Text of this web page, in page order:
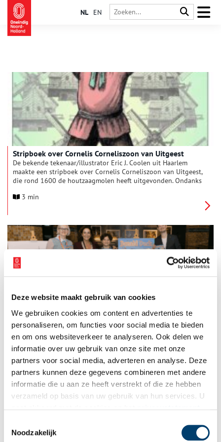
Deze website maakt gebruik van cookies
We gebruiken cookies om content en advertenties te
personaliseren, om functies voor social media te bieden
en om ons websiteverkeer te analyseren. Ook delen we
informatie over uw gebruik van onze site met onze
partners voor social media, adverteren en analyse. Deze
partners kunnen deze gegevens combineren met andere
informatie die u aan ze heeft verstrekt of die ze hebben
verzameld op basis van uw gebruik van hun services. U
Noodzakelijk
NL EN
Stripboek over Cornelis Corneliszoon van Uitgeest
De bekende tekenaar/illustrator Eric J. Coolen uit Haarlem
maakte een stripboek over Cornelis Corneliszoon van Uitgeest,
die rond 1600 de houtzaagmolen heeft uitgevonden. Ondanks
maar weinig mensen hoe belangrijk Cornelis is geweest voor
3 min
Deze week brengt Disney karakter Donald Duck samen met zijn
familie een bezoek aan Amsterdam, de hoofdstad die dit jaar
haar 750-jarig bestaan viert. Daarbij bezoeken zij onder
andere de Dam, het Stadsarchief en het Rijksmuseum. Tijdens
het avontuur ontdekken ze veel over de rijke geschiedenis van
de stad. Ook Amsterdamse koekjes, de Koggetjes, spelen een
rol in het verhaal.
2 min